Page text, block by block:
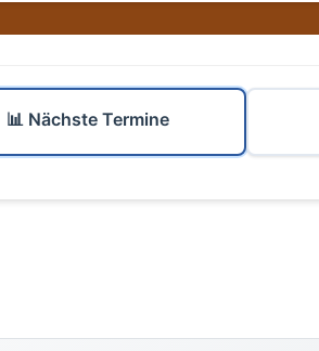
📊 Nächste Termine